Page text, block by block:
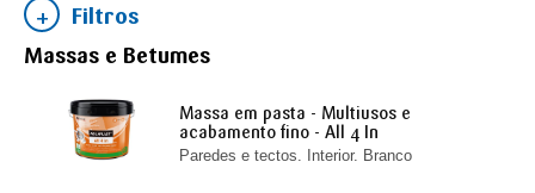
Filtros
Massas e Betumes
Massa em pasta - Multiusos e
acabamento fino - All 4 In
Paredes e tectos. Interior. Branco